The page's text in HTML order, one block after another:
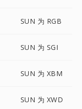
SUN 为 RGB
SUN 为 SGI
SUN 为 XBM
SUN 为 XWD